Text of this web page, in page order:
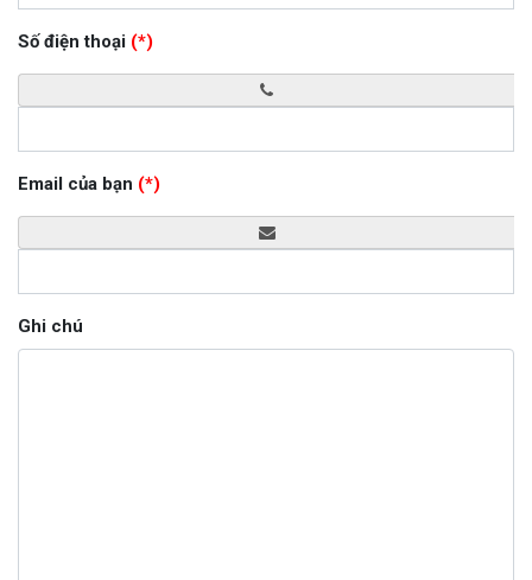
Số điện thoại (*)
Email của bạn (*)
Ghi chú